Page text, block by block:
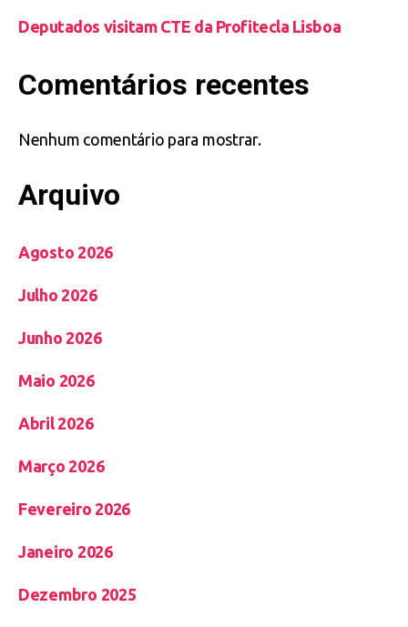
Deputados visitam CTE da Profitecla Lisboa
Comentários recentes
Nenhum comentário para mostrar.
Arquivo
Agosto 2026
Julho 2026
Junho 2026
Maio 2026
Abril 2026
Março 2026
Fevereiro 2026
Janeiro 2026
Dezembro 2025